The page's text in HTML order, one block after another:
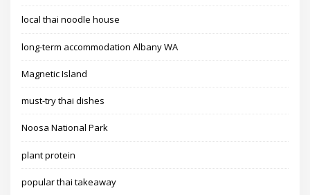
local thai noodle house
long-term accommodation Albany WA
Magnetic Island
must-try thai dishes
Noosa National Park
plant protein
popular thai takeaway